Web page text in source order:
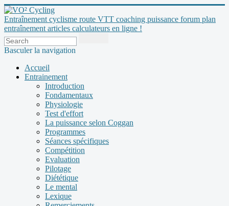
Entraînement cyclisme route VTT coaching puissance forum plan
entraînement articles calculateurs en ligne !
Basculer la navigation
Accueil
Entrainement
Introduction
Fondamentaux
Physiologie
Test d'effort
La puissance selon Coggan
Programmes
Séances spécifiques
Compétition
Evaluation
Pilotage
Diététique
Le mental
Lexique